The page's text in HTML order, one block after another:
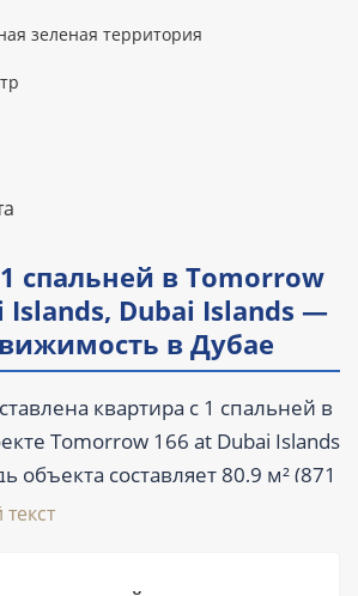
зеленая территория
спальней в Tomorrow
Islands, Dubai Islands —
в Дубае
квартира с 1 спальней в
Tomorrow 166 at Dubai Islands
объекта составляет 80,9 м² (871
2 санузла, балкон и терраса.
Dubai Islands, в 0.05 км от воды,